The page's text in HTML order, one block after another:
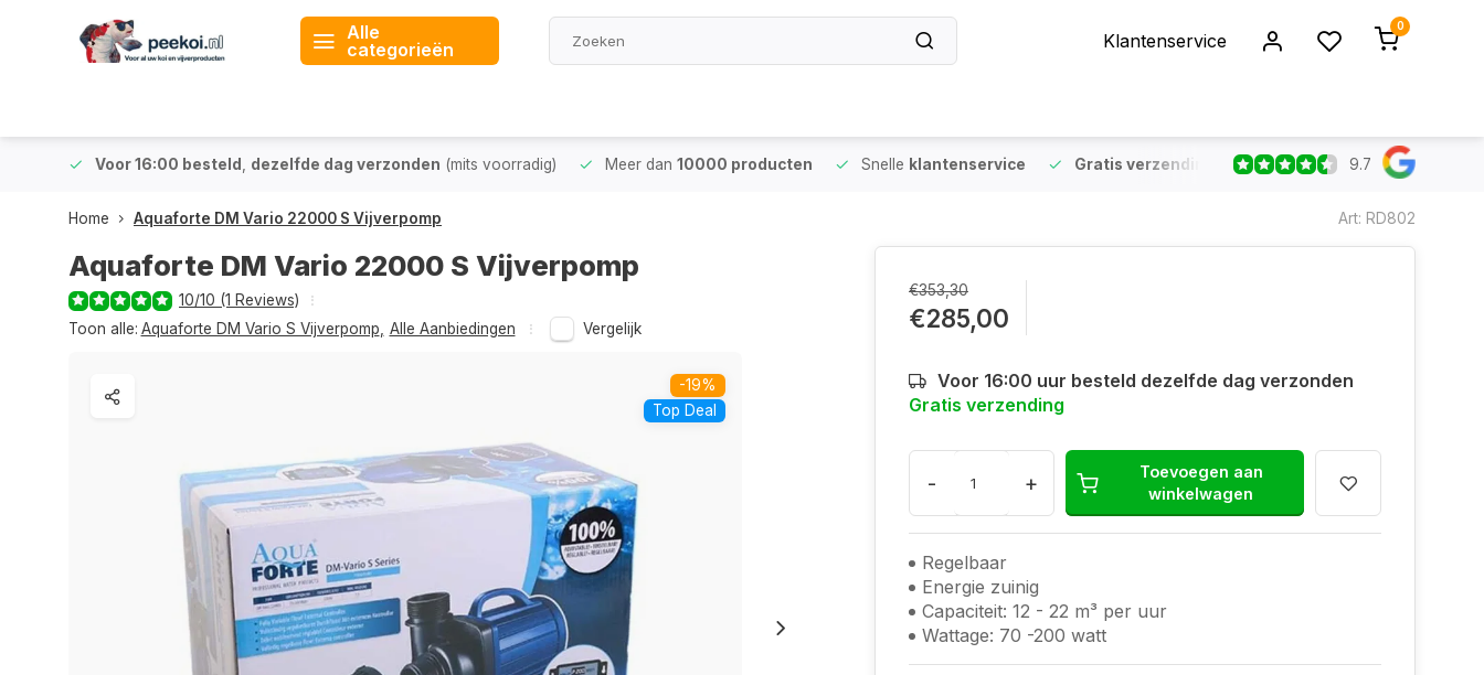
Alle
categorieën
Klantenservice
0
Voor 16:00 besteld dezelfde dag verzonden (mits voorradig) Meer dan 10000 producten Snelle klantenservice Gratis verzending vanaf €75 (NL & BE) Voor
9.7
Home Aquaforte DM Vario 22000 S Vijverpomp Art: RD802
Aquaforte DM Vario 22000 S Vijverpomp
10/10 (1 Reviews)
Toon alle: Aquaforte DM Vario S Vijverpomp Alle Aanbiedingen Vergelijk
-19%
Top Deal
€353,30
€285,00
Voor 16:00 uur besteld dezelfde dag verzonden
Gratis verzending
- +
Toevoegen aan
winkelwagen
Regelbaar
Energie zuinig
Capaciteit: 12 - 22 m³ per uur
Wattage: 70 -200 watt